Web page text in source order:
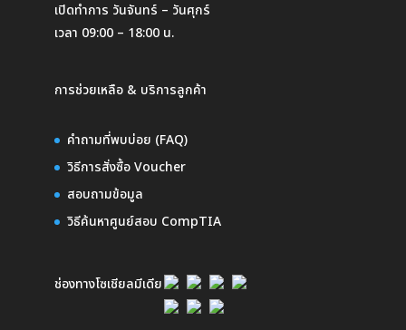
เปิดทำการ วันจันทร์ – วันศุกร์
เวลา 09:00 – 18:00 น.
การช่วยเหลือ & บริการลูกค้า
คำถามที่พบบ่อย (FAQ)
วิธีการสั่งซื้อ Voucher
สอบถามข้อมูล
วิธีค้นหาศูนย์สอบ CompTIA
ช่องทางโซเชียลมีเดีย